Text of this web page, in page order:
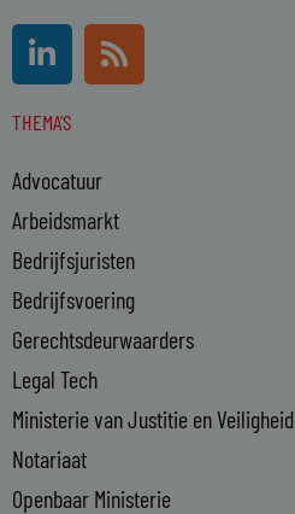
L
i
n
k
d
i
n
-
i
n
R
s
s
THEMA'S
Advocatuur
Arbeidsmarkt
Bedrijfsjuristen
Bedrijfsvoering
Gerechtsdeurwaarders
Legal Tech
Ministerie van Justitie en Veiligheid
Notariaat
Openbaar Ministerie